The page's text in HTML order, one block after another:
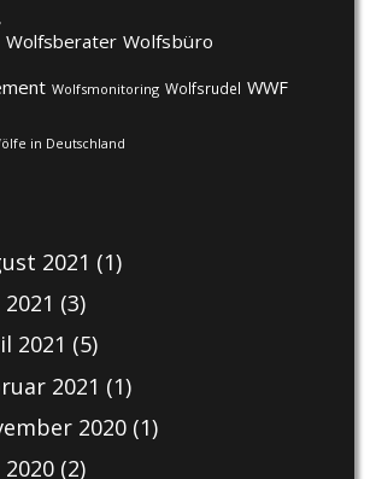
Wolfsberater Wolfsbüro
Wolfsmonitoring Wolfsrudel WWF
in Deutschland
2021 (1)
(3)
2021 (5)
2021 (1)
2020(1)
2020(2)